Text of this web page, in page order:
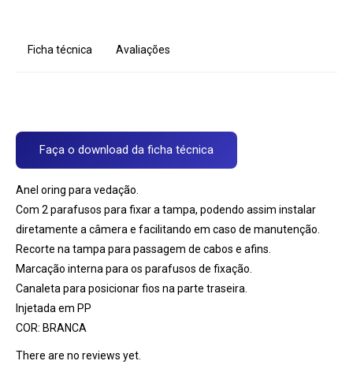
Ficha técnica Avaliações
Faça o download da ficha técnica
Anel oring para vedação.
Com 2 parafusos para fixar a tampa, podendo assim instalar
diretamente a câmera e facilitando em caso de manutenção.
Recorte na tampa para passagem de cabos e afins.
Marcação interna para os parafusos de fixação.
Canaleta para posicionar fios na parte traseira.
Injetada em PP
COR: BRANCA
There are no reviews yet.